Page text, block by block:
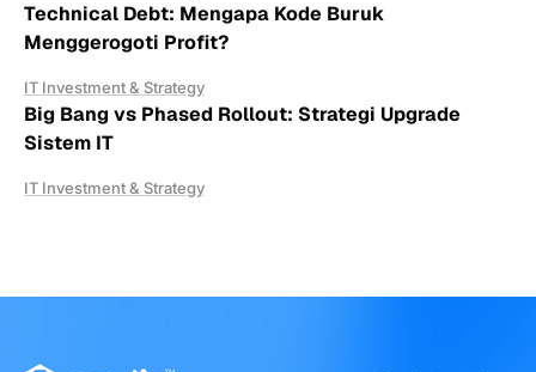
Technical Debt: Mengapa Kode Buruk
Menggerogoti Profit?
IT Investment & Strategy
Big Bang vs Phased Rollout: Strategi Upgrade
Sistem IT
IT Investment & Strategy